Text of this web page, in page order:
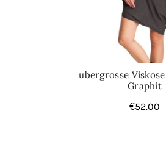
ubergrosse
Graphit
€52.00